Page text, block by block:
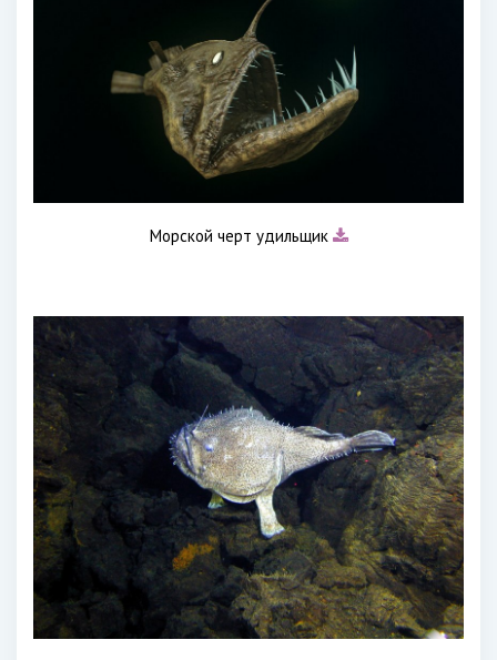
Морской черт удильщик